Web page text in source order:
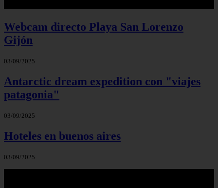
Webcam directo Playa San Lorenzo
Gijón
03/09/2025
Antarctic dream expedition con "viajes
patagonia"
03/09/2025
Hoteles en buenos aires
03/09/2025